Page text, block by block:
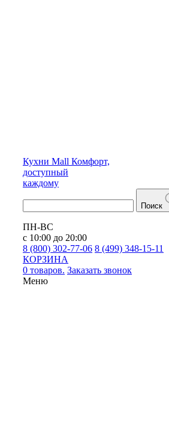
Кухни Mall Комфорт,
доступный
каждому
Поиск
ПН-ВС
с 10:00 до 20:00
8 (800) 302-77-06 8 (499) 348-15-11
КОРЗИНА
0 товаров. Заказать звонок
Меню